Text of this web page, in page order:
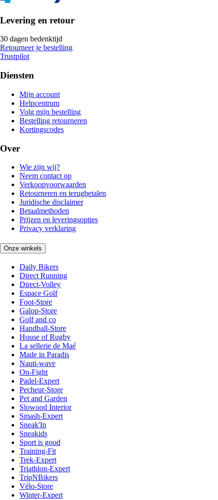
Levering en retour
30 dagen bedenktijd
Retourneer je bestelling
Trustpilot
Diensten
Mijn account
Helpcentrum
Volg mijn bestelling
Bestelling retourneren
Kortingscodes
Over
Wie zijn wij?
Neem contact op
Verkoopvoorwaarden
Retourneren en terugbetalen
Juridische disclaimer
Betaalmethoden
Prijzen en leveringsopties
Privacy verklaring
Onze winkels
Daily Bikers
Direct Running
Direct-Volley
Espace Golf
Foot-Store
Galop-Store
Golf and co
Handball-Store
House of Rugby
La sellerie de Maé
Made in Paradis
Nauti-wave
On-Fight
Padel-Expert
Pecheur-Store
Pet and Garden
Slowood Interior
Smash-Expert
Sneak'In
Sneakids
Sport is good
Training-Fit
Trek-Expert
Triathlon-Expert
TripNBikers
Vélo-Store
Winter-Expert